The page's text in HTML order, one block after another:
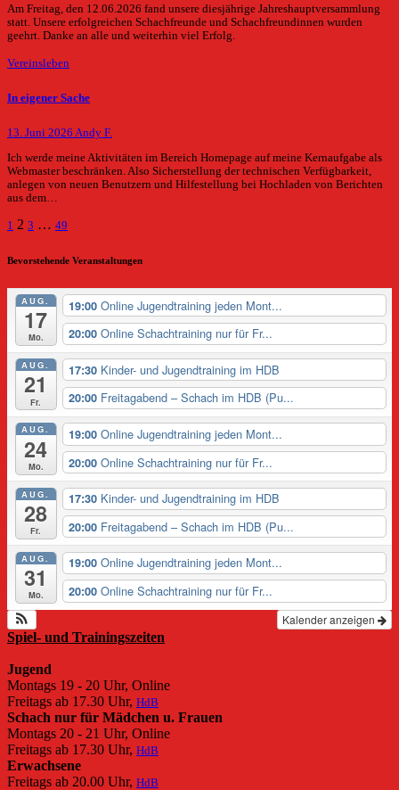
Am Freitag, den 12.06.2026 fand unsere diesjährige Jahreshauptversammlung
statt. Unsere erfolgreichen Schachfreunde und Schachfreundinnen wurden
geehrt. Danke an alle und weiterhin viel Erfolg.
Vereinsleben
In eigener Sache
13. Juni 2026 Andy F.
Ich werde meine Aktivitäten im Bereich Homepage auf meine Kernaufgabe als
Webmaster beschränken. Also Sicherstellung der technischen Verfügbarkeit,
anlegen von neuen Benutzern und Hilfestellung bei Hochladen von Berichten
aus dem…
Seitennummerierung
der
1 2 3 … 49
Bevorstehende Veranstaltungen
AUG.
17
Mo.
19:00 Online Jugendtraining jeden Mont...
20:00 Online Schachtraining nur für Fr...
AUG.
21
Fr.
17:30 Kinder- und Jugendtraining im HDB
20:00 Freitagabend – Schach im HDB (Pu...
AUG.
24
Mo.
19:00 Online Jugendtraining jeden Mont...
20:00 Online Schachtraining nur für Fr...
AUG.
28
Fr.
17:30 Kinder- und Jugendtraining im HDB
20:00 Freitagabend – Schach im HDB (Pu...
AUG.
31
Mo.
19:00 Online Jugendtraining jeden Mont...
20:00 Online Schachtraining nur für Fr...
Kalender anzeigen
Spiel- und Trainingszeiten
Jugend
Montags 19 - 20 Uhr, Online
Freitags ab 17.30 Uhr, HdB
Schach nur für Mädchen u. Frauen
Montags 20 - 21 Uhr, Online
Freitags ab 17.30 Uhr, HdB
Erwachsene
Freitags ab 20.00 Uhr, HdB